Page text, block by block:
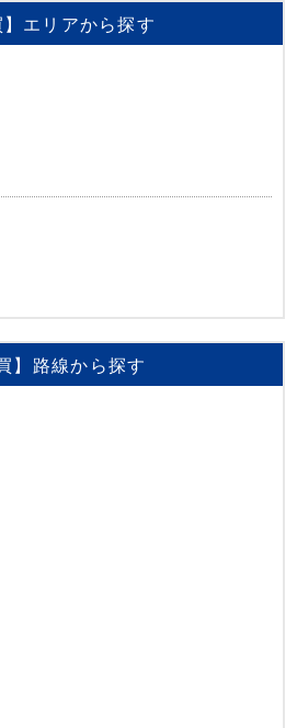
】エリアから探す
】路線から探す